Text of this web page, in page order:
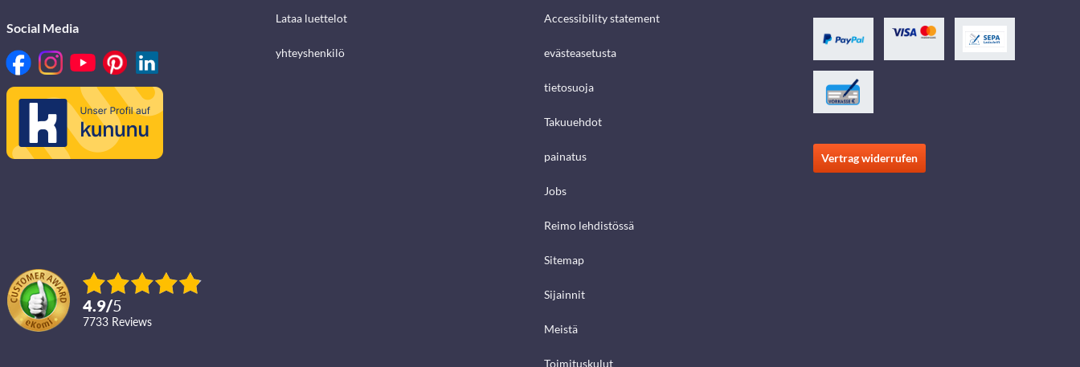
Social Media
4.9/5
7733 reviews
Lataa luettelot
yhteyshenkilö
Accessibility statement
evästeasetusta
tietosuoja
Takuuehdot
painatus
Jobs
Reimo lehdistössä
Sitemap
Sijainnit
Meistä
Toimituskulut
Vertrag widerrufen